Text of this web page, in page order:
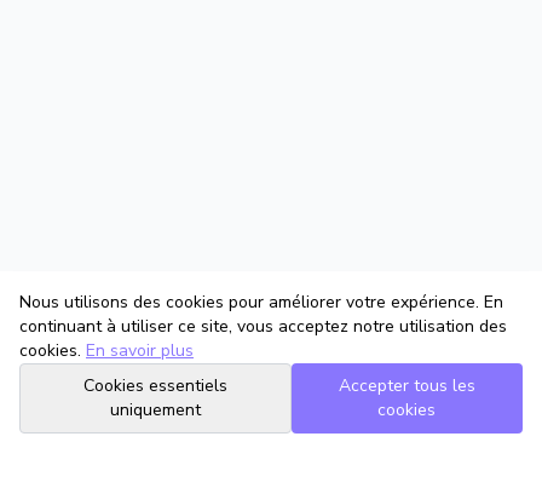
Nous utilisons des cookies pour améliorer votre expérience. En
continuant à utiliser ce site, vous acceptez notre utilisation des
cookies. En savoir plus
Cookies essentiels
uniquement
Accepter tous les
cookies